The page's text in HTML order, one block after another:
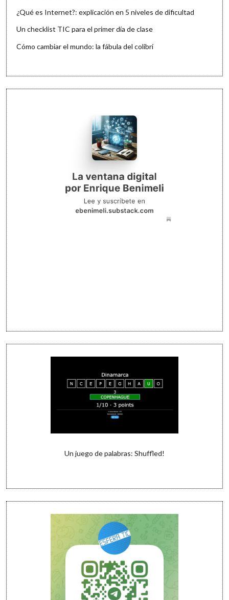
¿Qué es Internet?: explicación en 5 niveles de dificultad
Un checklist TIC para el primer día de clase
Cómo cambiar el mundo: la fábula del colibrí
Un juego de palabras: Shuffled!